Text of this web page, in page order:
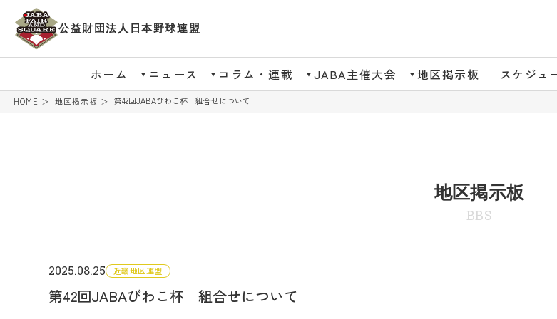
公益財団法人日本野球連盟
ホーム ニュース コラム・連載 JABA主催大会 地区掲示板 スケジュ
HOME 地区掲示板 第42回JABAびわこ杯 組合せについて
地区掲示板
BBS
2025.08.25 近畿地区連盟
第42回JABAびわこ杯 組合せについて